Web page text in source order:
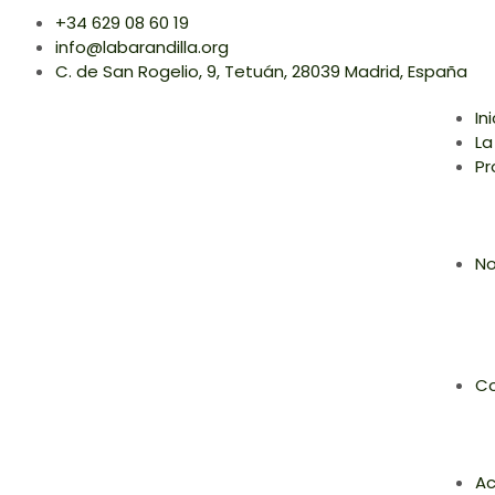
+34 629 08 60 19
info@labarandilla.org
C. de San Rogelio, 9, Tetuán, 28039 Madrid, España